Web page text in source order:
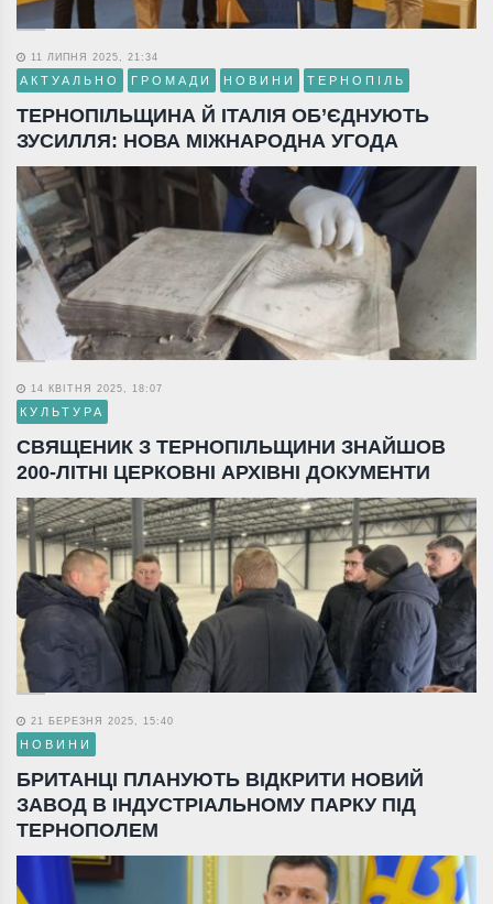
11 ЛИПНЯ 2025, 21:34
АКТУАЛЬНО ГРОМАДИ НОВИНИ ТЕРНОПІЛЬ
ТЕРНОПІЛЬЩИНА Й ІТАЛІЯ ОБ’ЄДНУЮТЬ
ЗУСИЛЛЯ: НОВА МІЖНАРОДНА УГОДА
14 КВІТНЯ 2025, 18:07
КУЛЬТУРА
СВЯЩЕНИК З ТЕРНОПІЛЬЩИНИ ЗНАЙШОВ
200-ЛІТНІ ЦЕРКОВНІ АРХІВНІ ДОКУМЕНТИ
21 БЕРЕЗНЯ 2025, 15:40
НОВИНИ
БРИТАНЦІ ПЛАНУЮТЬ ВІДКРИТИ НОВИЙ
ЗАВОД В ІНДУСТРІАЛЬНОМУ ПАРКУ ПІД
ТЕРНОПОЛЕМ